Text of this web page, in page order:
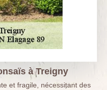
à Treigny
et fragile, nécessitant des